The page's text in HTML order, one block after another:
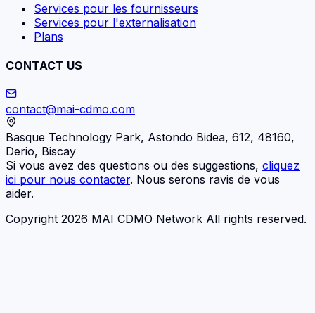
Services pour les fournisseurs
Services pour l'externalisation
Plans
CONTACT US
contact@mai-cdmo.com
Basque Technology Park, Astondo Bidea, 612, 48160,
Derio, Biscay
Si vous avez des questions ou des suggestions, cliquez
ici pour nous contacter. Nous serons ravis de vous
aider.
Copyright 2026 MAI CDMO Network All rights reserved.